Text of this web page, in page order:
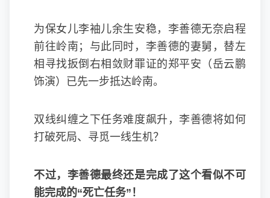
为保女儿李袖儿余生安稳，李善德无奈启程
前往岭南；与此同时，李善德的妻舅，替左
相寻找扳倒右相敛财罪证的郑平安（岳云鹏
饰演）已先一步抵达岭南。
双线纠缠之下任务难度飙升，李善德将如何
打破死局、寻觅一线生机？
不过，李善德最终还是完成了这个看似不可
能完成的“死亡任务”！